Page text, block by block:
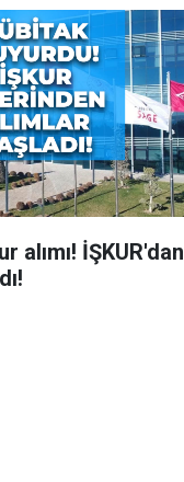
alımı! İŞKUR'dan